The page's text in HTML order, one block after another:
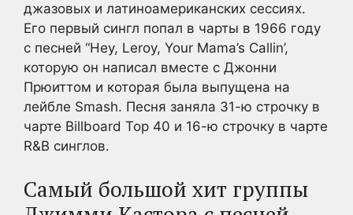
джазовых и латиноамериканских сессиях.
Его первый сингл попал в чарты в 1966 году
с песней “Hey, Leroy, Your Mama’s Callin’,
которую он написал вместе с Джонни
Прюиттом и которая была выпущена на
лейбле Smash. Песня заняла 31-ю строчку в
чарте Billboard Top 40 и 16-ю строчку в чарте
R&B синглов.
Самый большой хит группы